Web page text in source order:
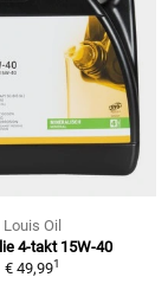
Louis Oil
4-takt 15W-40
€ 49,991